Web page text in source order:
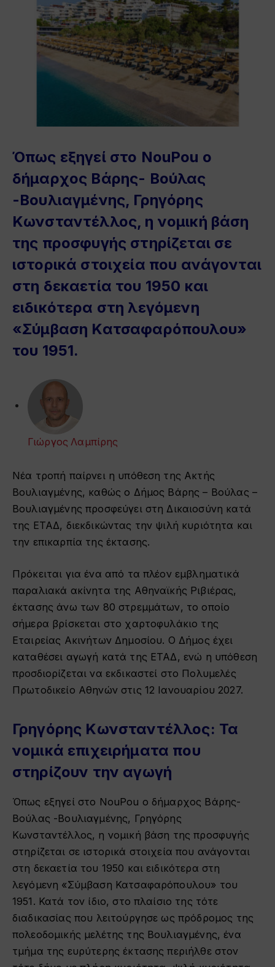
Όπως εξηγεί στο NouPou ο
δήμαρχος Βάρης- Βούλας
-Βουλιαγμένης, Γρηγόρης
Κωνσταντέλλος, η νομική βάση
της προσφυγής στηρίζεται σε
ιστορικά στοιχεία που ανάγονται
στη δεκαετία του 1950 και
ειδικότερα στη λεγόμενη
«Σύμβαση Κατσαφαρόπουλου»
του 1951.
Γιώργος Λαμπίρης
Νέα τροπή παίρνει η υπόθεση της Ακτής
Βουλιαγμένης, καθώς ο Δήμος Βάρης – Βούλας –
Βουλιαγμένης προσφεύγει στη Δικαιοσύνη κατά
της ΕΤΑΔ, διεκδικώντας την ψιλή κυριότητα και
την επικαρπία της έκτασης.
Πρόκειται για ένα από τα πλέον εμβληματικά
παραλιακά ακίνητα της Αθηναϊκής Ριβιέρας,
έκτασης άνω των 80 στρεμμάτων, το οποίο
σήμερα βρίσκεται στο χαρτοφυλάκιο της
Εταιρείας Ακινήτων Δημοσίου. Ο Δήμος έχει
καταθέσει αγωγή κατά της ΕΤΑΔ, ενώ η υπόθεση
προσδιορίζεται να εκδικαστεί στο Πολυμελές
Πρωτοδικείο Αθηνών στις 12 Ιανουαρίου 2027.
Γρηγόρης Κωνσταντέλλος: Τα
νομικά επιχειρήματα που
στηρίζουν την αγωγή
Όπως εξηγεί στο NouPou ο δήμαρχος Βάρης-
Βούλας -Βουλιαγμένης, Γρηγόρης
Κωνσταντέλλος, η νομική βάση της προσφυγής
στηρίζεται σε ιστορικά στοιχεία που ανάγονται
στη δεκαετία του 1950 και ειδικότερα στη
λεγόμενη «Σύμβαση Κατσαφαρόπουλου» του
1951. Κατά τον ίδιο, στο πλαίσιο της τότε
διαδικασίας που λειτούργησε ως πρόδρομος της
πολεοδομικής μελέτης της Βουλιαγμένης, ένα
τμήμα της ευρύτερης έκτασης περιήλθε στον